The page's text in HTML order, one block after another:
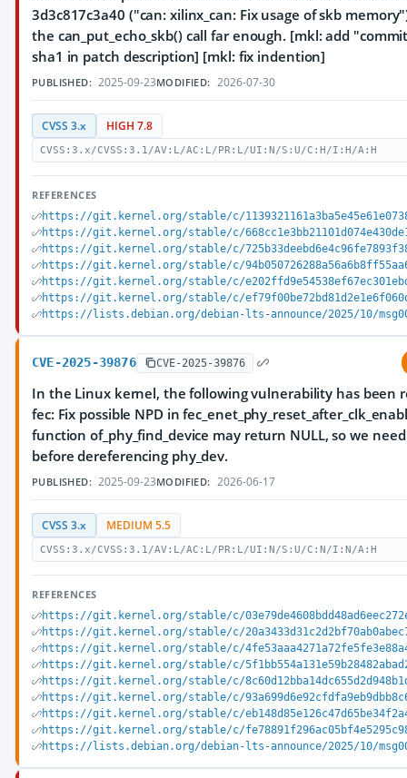
3d3c817c3a40 ("can: xilinx_can: Fix usage of skb
the can_put_echo_skb() call far enough. [mkl: add
sha1 in patch description] [mkl: fix indention]
PUBLISHED: 2025-09-23MODIFIED: 2026-07-30
CVSS 3.x HIGH 7.8
CVSS:3.x/CVSS:3.1/AV:L/AC:L/PR:L/UI:N/S:U/C:H/I:H/A:H
REFERENCES
https://git.kernel.org/stable/c/
https://git.kernel.org/stable/c/
https://git.kernel.org/stable/c/
https://git.kernel.org/stable/c/
https://git.kernel.org/stable/c/
https://git.kernel.org/stable/c/
https://lists.debian.org/debian-lts-announce/2025/10/
CVE-2025-39876 CVE-2025-39876
In the Linux kernel, the following vulnerability has been
fec: Fix possible NPD in
function of_phy_find_device may return NULL, so we
before dereferencing phy_dev.
PUBLISHED: 2025-09-23MODIFIED: 2026-06-17
CVSS 3.x MEDIUM 5.5
CVSS:3.x/CVSS:3.1/AV:L/AC:L/PR:L/UI:N/S:U/C:N/I:N/A:H
REFERENCES
https://git.kernel.org/stable/c/
https://git.kernel.org/stable/c/
https://git.kernel.org/stable/c/
https://git.kernel.org/stable/c/
https://git.kernel.org/stable/c/
https://git.kernel.org/stable/c/
https://git.kernel.org/stable/c/
https://git.kernel.org/stable/c/
https://lists.debian.org/debian-lts-announce/2025/10/